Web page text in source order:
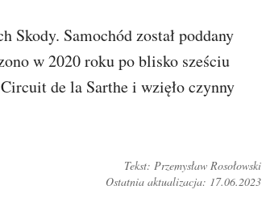
Skody. Samochód został poddany
w 2020 roku po blisko sześciu
de la Sarthe i wzięło czynny
Tekst: Przemysław Rosołowski
Ostatnia aktualizacja: 17.06.2023